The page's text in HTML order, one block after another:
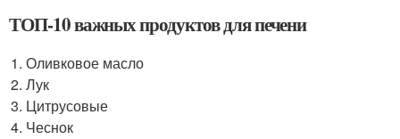
ТОП-10 важных продуктов для печени
Оливковое масло
Лук
Цитрусовые
Чеснок